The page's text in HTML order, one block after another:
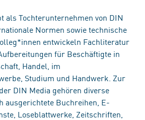
als Tochterunternehmen von DIN
Normen sowie technische
entwickeln Fachliteratur
für Beschäftigte in
Handel, im
Studium und Handwerk. Zur
DIN Media gehören diverse
ausgerichtete Buchreihen, E-
Loseblattwerke, Zeitschriften,